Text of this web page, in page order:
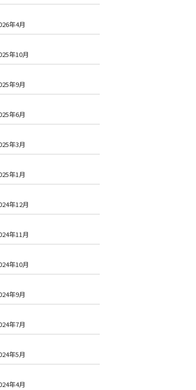
年4月
年10月
年9月
年6月
年3月
年1月
年12月
年11月
年10月
年9月
年7月
年5月
年4月